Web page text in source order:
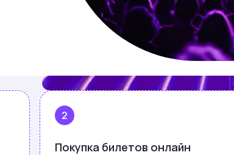
2
Покупка билетов онлайн